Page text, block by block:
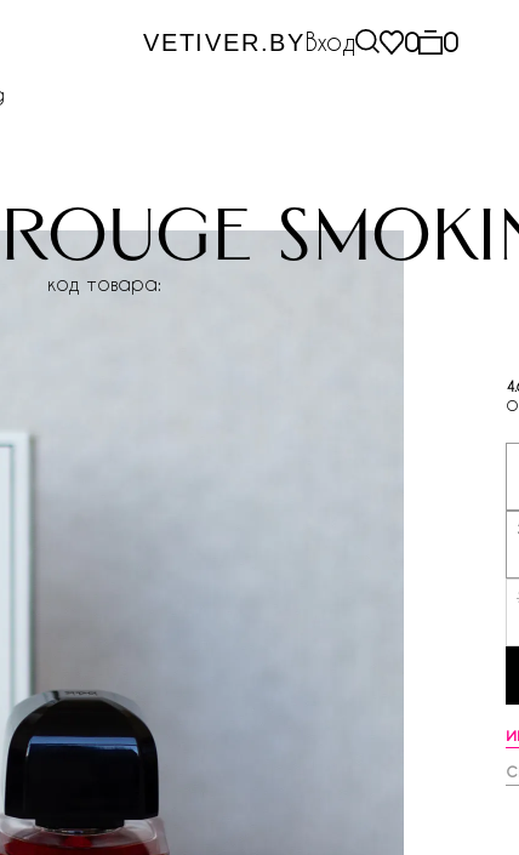
VETIVER.BYВход 0 0
код товара: